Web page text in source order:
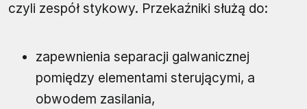
czyli zespół stykowy. Przekaźniki służą do:
zapewnienia separacji galwanicznej
pomiędzy elementami sterującymi, a
obwodem zasilania,